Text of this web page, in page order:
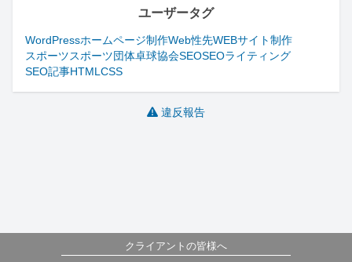
ユーザータグ
WordPressホームページ制作Web性先WEBサイト制作
スポーツスポーツ団体卓球協会SEOSEOライティング
SEO記事HTML CSS
違反報告
クライアントの皆様へ